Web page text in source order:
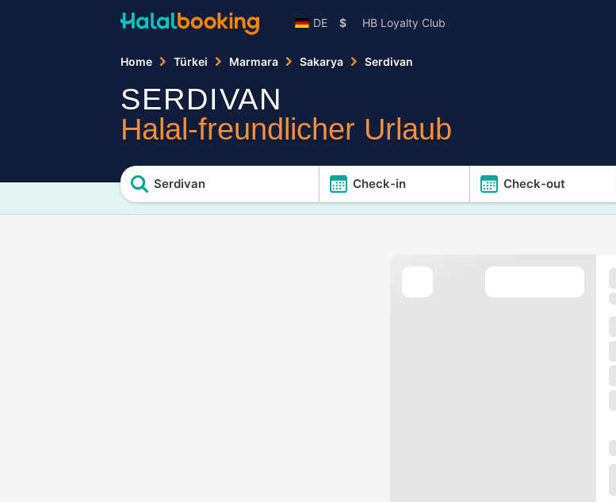
DE $ HB Loyalty Club
Home Türkei Marmara Sakarya Serdivan
SERDIVAN
Halal-freundlicher Urlaub
Serdivan Check-in Check-out